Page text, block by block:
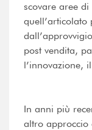
scovare aree
quell’articolato
post vendita,
l’innovazione,
In anni più
altro approccio